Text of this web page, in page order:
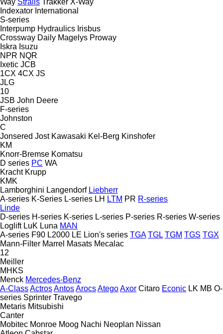
Indexator International
S-series
Interpump Hydraulics Irisbus
Crossway Daily Magelys Proway
Iskra Isuzu
NPR NQR
Ixetic JCB
1CX 4CX JS
JLG
10
JSB John Deere
F-series
Johnston
C
Jonsered Jost Kawasaki Kel-Berg Kinshofer
KM
Knorr-Bremse Komatsu
D series PC WA
Kracht Krupp
KMK
Lamborghini Langendorf Liebherr
A-series K-Series L-series LH LTM PR R-series
Linde
D-series H-series K-series L-series P-series R-series W-series
Loglift LuK Luna MAN
A-series F90 L2000 LE Lion's series TGA TGL TGM TGS TGX
Mann-Filter Marrel Masats Mecalac
12
Meiller
MHKS
Menck Mercedes-Benz
A-ClassActrosAntosArocsAtegoAxor Citaro Econic LK MB O-
series Sprinter Travego
Metaris Mitsubishi
Canter
Mobitec Monroe Moog Nachi Neoplan Nissan